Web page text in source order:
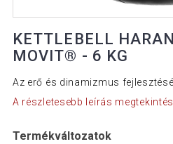
KETTLEBELL
MOVIT® - 6 KG
Az erő és dinamizmus
A részletesebb leírás
Termékváltozatok